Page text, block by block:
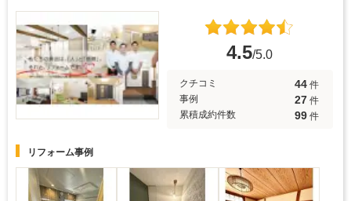
4.5/5.0
クチコミ 44 件
事例
27 件
累積成約件数
99 件
リフォーム事例